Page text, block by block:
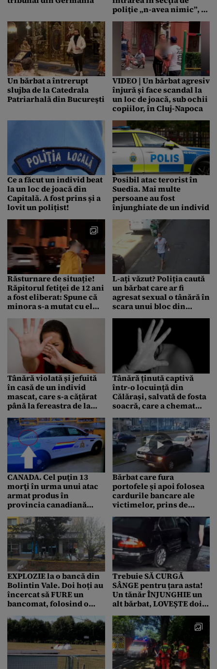
poliţie „n-avea nimic”, la
Un bărbat a întrerupt
slujba de la Catedrala
Patriarhală din Bucureşti
VIDEO | Un bărbat agresiv
înjură și face scandal la
un loc de joacă, sub ochii
copiilor, în Cluj-Napoca
Ce a făcut un individ beat
la un loc de joacă din
Capitală. A fost prins și a
lovit un polițist!
Posibil atac terorist în
Suedia. Mai multe
persoane au fost
înjunghiate de un individ
Răsturnare de situație!
Răpitorul fetiței de 12 ani
a fost eliberat: Spune că
minora s-a mutat cu el
L-ați văzut? Poliția caută
un bărbat care ar fi
agresat sexual o tânără în
scara unui bloc din
Tânără violată și jefuită
în casă de un individ
mascat, care s-a cățărat
până la fereastra de la
Tânără ținută captivă
într-o locuință din
Călărași, salvată de fosta
soacră, care a chemat
CANADA. Cel puţin 13
morţi în urma unui atac
armat produs în
provincia canadiană
Bărbat care fura
portofele și apoi folosea
cardurile bancare ale
victimelor, prins de
EXPLOZIE la o bancă din
Bolintin Vale. Doi hoți au
încercat să FURE un
bancomat, folosind o
Trebuie SĂ CURGĂ
SÂNGE pentru țara asta!
Un tănăr ÎNJUNGHIE un
alt bărbat, LOVEȘTE doi
mașina ÎN MULȚIME la
Brăila. Mai mulți răniți
în STARE GRAVĂ